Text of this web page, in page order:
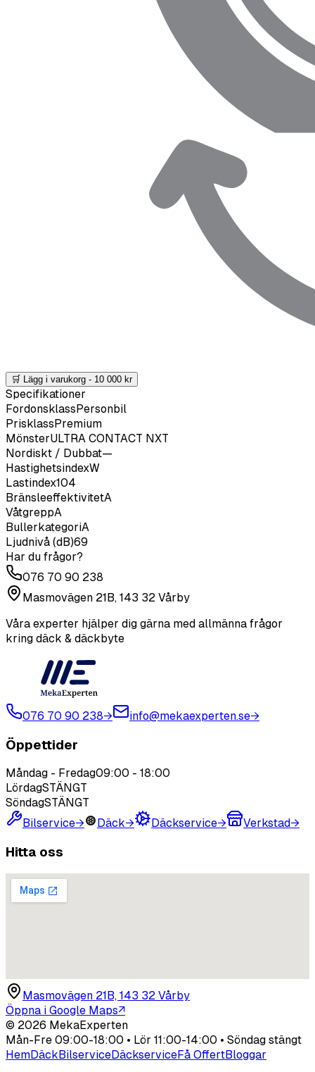
🛒 Lägg i varukorg - 10 000 kr
Specifikationer
FordonsklassPersonbil
PrisklassPremium
MönsterULTRA CONTACT NXT
Nordiskt / Dubbat—
HastighetsindexW
Lastindex104
BränsleeffektivitetA
VåtgreppA
BullerkategoriA
Ljudnivå (dB)69
Har du frågor?
076 70 90 238
Masmovägen 21B, 143 32 Vårby
Våra experter hjälper dig gärna med allmänna frågor
kring däck & däckbyte
076 70 90 238→ info@mekaexperten.se→
Öppettider
Måndag - Fredag09:00 - 18:00
LördagSTÄNGT
SöndagSTÄNGT
Bilservice→ Däck→ Däckservice→ Verkstad→
Hitta oss
Masmovägen 21B, 143 32 Vårby
Öppna i Google Maps↗
© 2026 MekaExperten
Mån-Fre 09:00-18:00 • Lör 11:00-14:00 • Söndag stängt
HemDäckBilserviceDäckserviceFå OffertBloggar